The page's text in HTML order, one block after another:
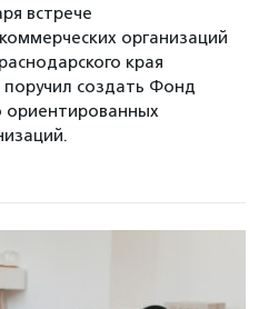
встрече
организаций
края
создать Фонд
ориентированных